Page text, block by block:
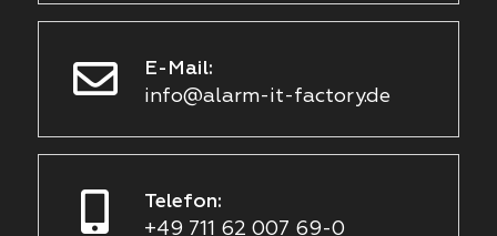
E-Mail:
info@alarm-it-factory.de
Telefon:
+49 711 62 007 69-0